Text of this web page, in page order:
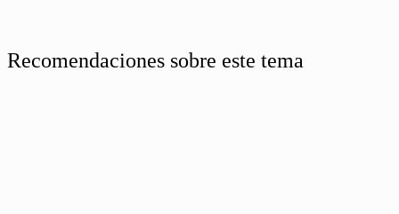
Recomendaciones sobre este tema